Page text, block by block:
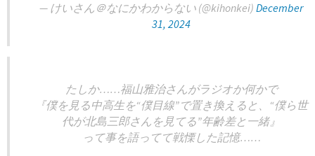
— けいさん＠なにかわからない (@kihonkei) December
31, 2024
たしか……福山雅治さんがラジオか何かで
『僕を見る中高生を“僕目線”で置き換えると、“僕ら世
代が北島三郎さんを見てる”年齢差と一緒』
って事を語ってて戦慄した記憶……